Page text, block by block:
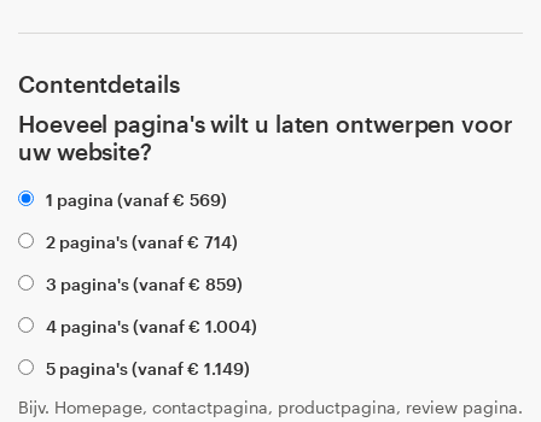
Contentdetails
Hoeveel pagina's wilt u laten ontwerpen voor
uw website?
1 pagina (vanaf€ 569)
2 pagina's (vanaf€ 714)
3 pagina's (vanaf€ 859)
4 pagina's (vanaf€ 1.004)
5 pagina's (vanaf€ 1.149)
Bijv. Homepage, contactpagina, productpagina, review pagina.